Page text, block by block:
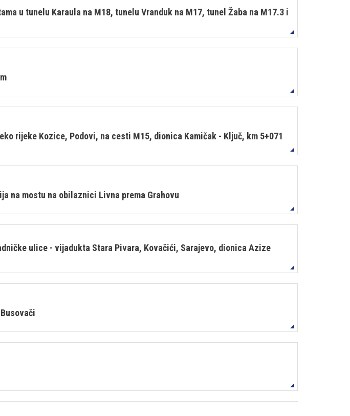
u tunelu Karaula na M18, tunelu Vranduk na M17, tunel Žaba na M17.3 i
rijeke Kozice, Podovi, na cesti M15, dionica Kamičak - Ključ, km 5+071
na mostu na obilaznici Livna prema Grahovu
ulice - vijadukta Stara Pivara, Kovačići, Sarajevo, dionica Azize